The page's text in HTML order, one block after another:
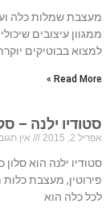
מעצבת שמלות כלה
ממגוון עיצובים
למצוא בבוטיקים
Read More »
סטודיו ילנה –
אפריל 2, 2015 אין
סטודיו ילנה הוא
פירוטין, מעצבת
לכל כלה הוא